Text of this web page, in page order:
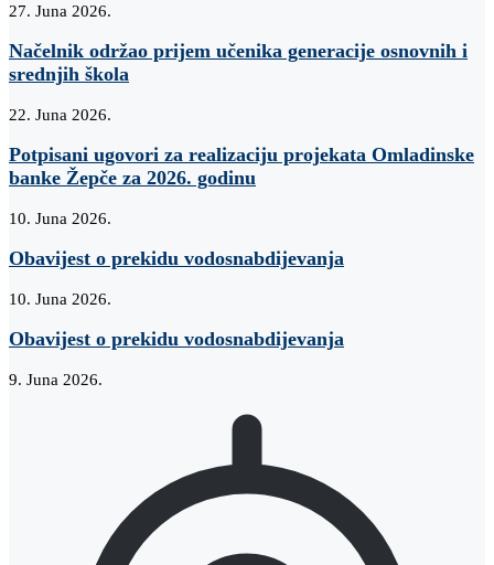
27. Juna 2026.
Načelnik održao prijem učenika generacije osnovnih i
srednjih škola
22. Juna 2026.
Potpisani ugovori za realizaciju projekata Omladinske
banke Žepče za 2026. godinu
10. Juna 2026.
Obavijest o prekidu vodosnabdijevanja
10. Juna 2026.
Obavijest o prekidu vodosnabdijevanja
9. Juna 2026.